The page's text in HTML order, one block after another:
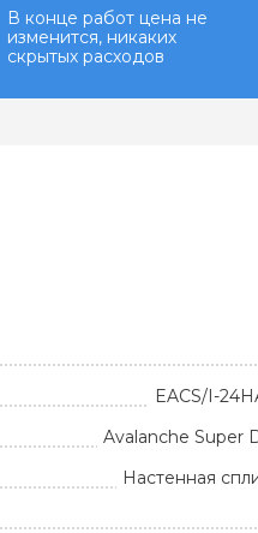
В конце работ цена не
изменится, никаких
скрытых расходов
EACS/I-
Avalanche Super
Настенная